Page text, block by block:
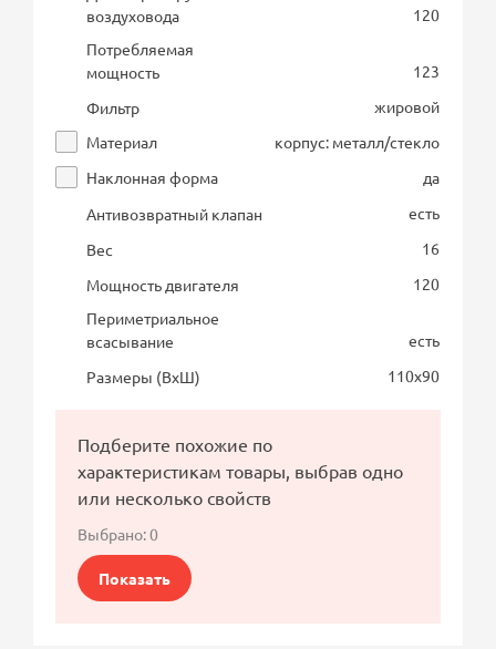
воздуховода
120
Потребляемая
мощность
123
Фильтр
жировой
Материал
корпус: металл/стекло
Наклонная форма
да
Антивозвратный клапан
есть
Вес
16
Мощность двигателя
120
Периметриальное
всасывание
есть
Размеры (ВхШ)
110х90
Подберите похожие по
характеристикам товары, выбрав одно
или несколько свойств
Выбрано:0
Показать